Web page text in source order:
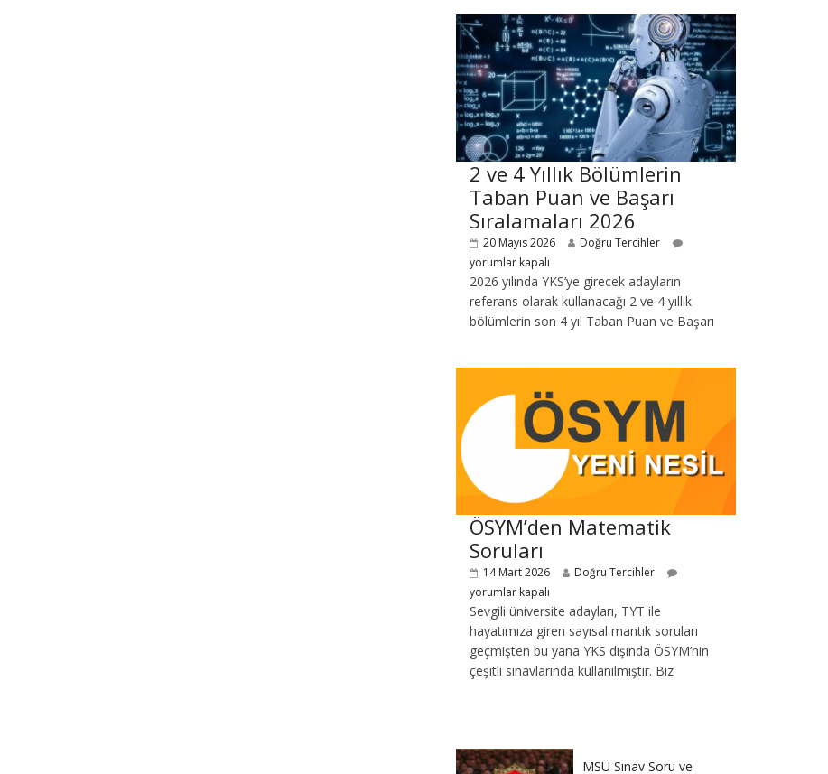
2 ve 4 Yıllık Bölümlerin
Taban Puan ve Başarı
Sıralamaları 2026
20 Mayıs 2026
Doğru Tercihler
yorumlar kapalı
2026 yılında YKS’ye girecek adayların
referans olarak kullanacağı 2 ve 4 yıllık
bölümlerin son 4 yıl Taban Puan ve Başarı
ÖSYM’den Matematik
Soruları
14 Mart 2026
Doğru Tercihler
yorumlar kapalı
Sevgili üniversite adayları, TYT ile
hayatımıza giren sayısal mantık soruları
geçmişten bu yana YKS dışında ÖSYM’nin
çeşitli sınavlarında kullanılmıştır. Biz
MSÜ Sınav Soru ve